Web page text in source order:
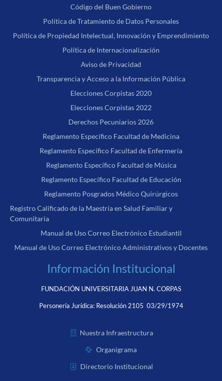
Código del Buen Gobierno
Política de Tratamiento de Datos Personales
Política de Propiedad Intelectual, Innovación y Emprendimiento
Política de Internacionalización
Aviso de Privacidad
Transparencia y Acceso a la Información Pública
Elecciones Corpistas 2020
Elecciones Corpistas 2022
Derechos Pecuniarios 2026
Reglamento Específico Facultad de Medicina
Reglamento Específico Facultad de Enfermería
Reglamento Específico Facultad de Música
Reglamento Específico Facultad de Educación
Reglamento Posgrados Médico Quirúrgicos
Registro Calificado de la Maestría en Salud Familiar y
Comunitaria
Manual de Uso Correo Electrónico Estudiantil
Manual de Uso Correo Electrónico Administrativos y Docentes
Información Institucional
FUNDACIÓN UNIVERSITARIA JUAN N. CORPAS
Personería Jurídica: Resolución 2105 03/29/1974
Nuestra Infraestructura
Organigrama
Directorio Institucional